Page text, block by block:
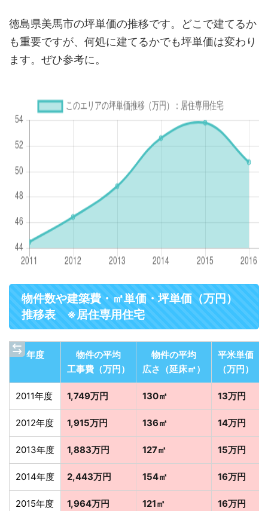
徳島県美馬市の坪単価の推移です。どこで建てるか
も重要ですが、何処に建てるかでも坪単価は変わり
ます。ぜひ参考に。
物件数や建築費・㎡単価・坪単価（万円）
推移表 ※居住専用住宅
年度
物件の平均
工事費（万円）
物件の平均
広さ（延床㎡）
平米単価
（万円）
2011年度 1,749万円 130㎡ 13万円
2012年度 1,915万円 136㎡ 14万円
2013年度 1,883万円 127㎡ 15万円
2014年度 2,443万円 154㎡ 16万円
2015年度 1,964万円 121㎡ 16万円